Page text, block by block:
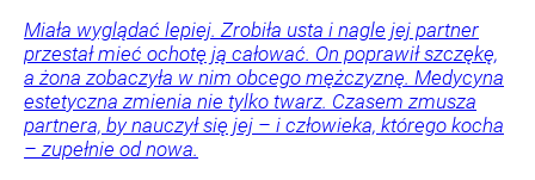
Miała wyglądać lepiej. Zrobiła usta i nagle jej partner
przestał mieć ochotę ją całować. On poprawił szczękę,
a żona zobaczyła w nim obcego mężczyznę. Medycyna
estetyczna zmienia nie tylko twarz. Czasem zmusza
partnera, by nauczył się jej – i człowieka, którego kocha
– zupełnie od nowa.